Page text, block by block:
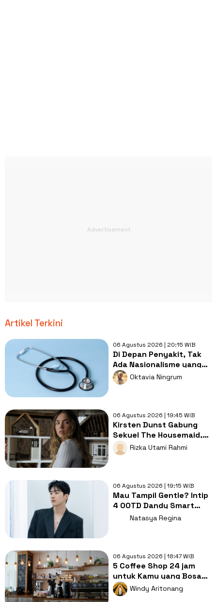
Artikel Terkini
06 Agustus 2026 | 20:15 WIB
Di Depan Penyakit, Tak
Ada Nasionalisme yang
Lebih Penting dari
Kesembuhan
Oktavia Ningrum
06 Agustus 2026 | 19:45 WIB
Kirsten Dunst Gabung
Sekuel The Housemaid,
Intip Sinopsis dan Jadwal
Tayang
Rizka Utami Rahmi
06 Agustus 2026 | 19:15 WIB
Mau Tampil Gentle? Intip
4 OOTD Dandy Smart
Casual ala Kang Hoon
Natasya Regina
06 Agustus 2026 | 18:47 WIB
5 Coffee Shop 24 jam
untuk Kamu yang Bosan
Nugas di Kos
Windy Aritonang